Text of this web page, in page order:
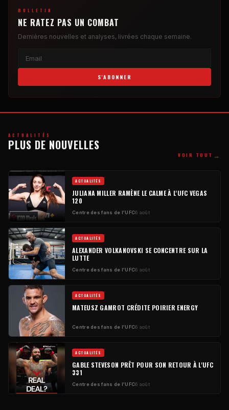
BULLETIN
NE RATEZ PAS UN COMBAT
Dernières nouvelles et analyses, livrées chaque semaine.
S'ABONNER
ACTUALITÉS
PLUS DE NOUVELLES
VOIR TOUT →
ACTUALITÉS
JULIANA MILLER RAMÈNE LE CALME À L'UFC VEGAS
120
Centre des fans de l'UFC6 août
ACTUALITÉS
ALEXANDER VOLKANOVSKI SE CONCENTRE SUR LA
LUTTE
Centre des fans de l'UFC6 août
ACTUALITÉS
MATEUSZ GAMROT CRÉDITE POIRIER ENERGY
Centre des fans de l'UFC6 août
ACTUALITÉS
GABLE STEVESON PRÊT POUR SON RETOUR À L'UFC
331
Centre des fans de l'UFC6 août